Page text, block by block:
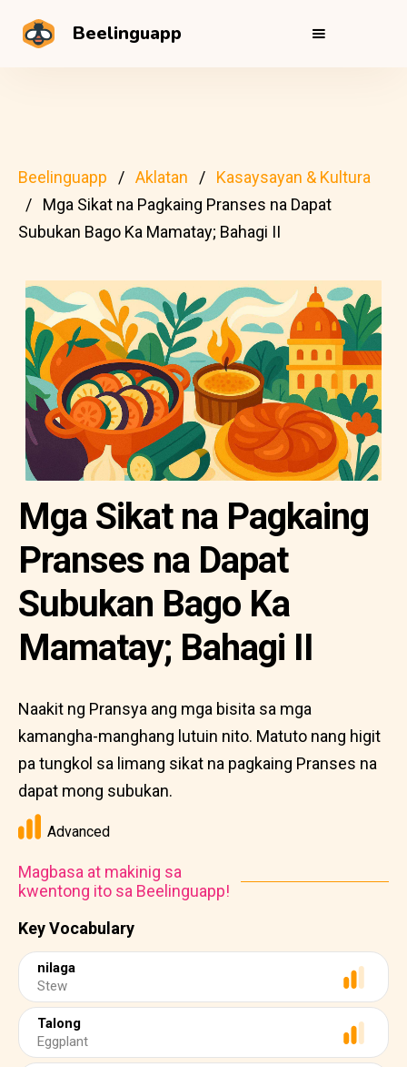
Beelinguapp
Beelinguapp Aklatan
Kasaysayan & Kultura
Mga Sikat na Pagkaing Pranses na Dapat
Subukan Bago Ka Mamatay; Bahagi II
Key Vocabulary
nilaga
Stew
Talong
Eggplant
Mga Sikat na Pagkaing
Pranses na Dapat
Subukan Bago Ka
Mamatay; Bahagi II
Naakit ng Pransya ang mga bisita sa mga
kamangha-manghang lutuin nito. Matuto nang higit
pa tungkol sa limang sikat na pagkaing Pranses na
dapat mong subukan.
Advanced
Magbasa at makinig sa
kwentong ito sa Beelinguapp!